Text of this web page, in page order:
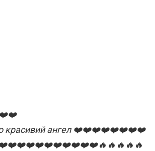
красивий ангел ❤️❤️❤️❤️❤️❤️❤️❤️